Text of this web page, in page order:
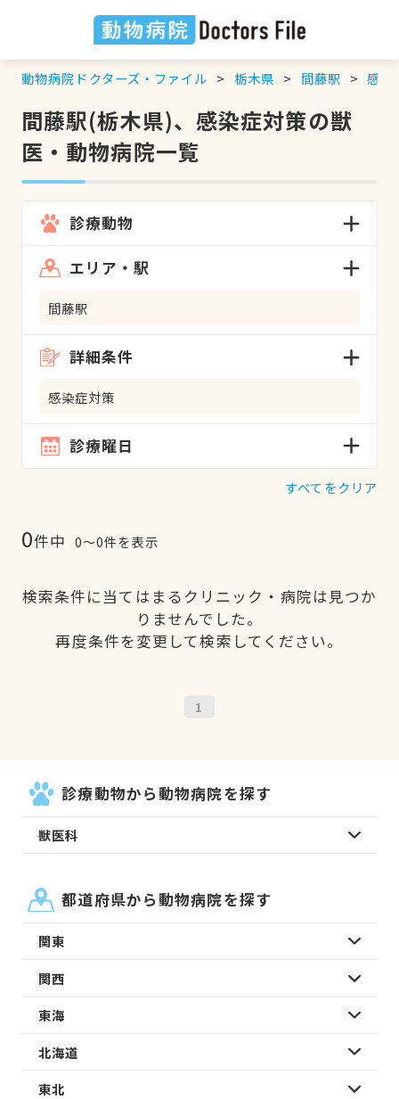
動物病院ドクターズ・ファイル 栃木県 間藤駅 感染
間藤駅(栃木県)、感染症対策の獣
医・動物病院一覧
診療動物
エリア・駅
間藤駅
詳細条件
感染症対策
診療曜日
すべてをクリア
0件中 0〜0件を表示
検索条件に当てはまるクリニック・病院は見つか
りませんでした。
再度条件を変更して検索してください。
1
診療動物から動物病院を探す
獣医科
都道府県から動物病院を探す
関東
関西
東海
北海道
東北